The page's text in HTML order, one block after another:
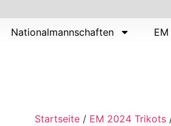
Nationalmannschaften
Startseite / EM 2024 Trikots